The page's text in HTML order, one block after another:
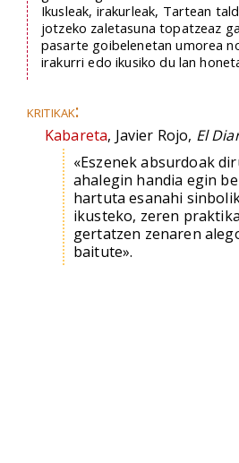
Ikusleak, irakurleak, Tartean
jotzeko zaletasuna topatzeaz
pasarte goibelenetan umorea
irakurri edo ikusiko du lan
kritikak:
Kabareta, Javier Rojo, El
«Eszenek absurdoak
ahalegin handia egin
hartuta esanahi
ikusteko, zeren
gertatzen zenaren
baitute».